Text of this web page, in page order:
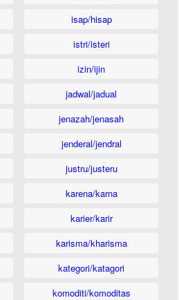
isap/hisap
istri/isteri
izin/ijin
jadwal/jadual
jenazah/jenasah
jenderal/jendral
justru/justeru
karena/karna
karier/karir
karisma/kharisma
kategori/katagori
komoditi/komoditas